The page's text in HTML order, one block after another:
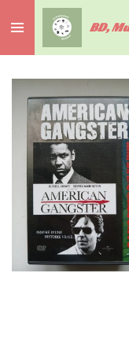
au
contenu
BD,